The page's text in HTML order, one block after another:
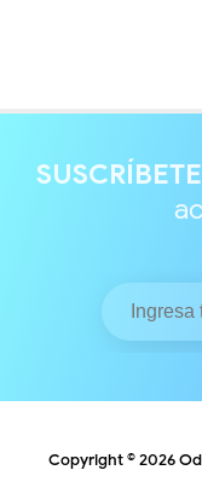
SUSCRÍBETE
Copyright ©2026